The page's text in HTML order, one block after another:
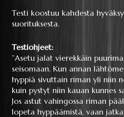
Testi koostuu kahdesta
suorituksesta.
Testiohjeet:
”Asetu jalat vierekkäin
seisomaan. Kun annan
hyppiä sivuttain riman yli niin
kuin pystyt niin kauan kunnes
Jos astut vahingossa riman
lopeta hyppäämistä, vaan jatka